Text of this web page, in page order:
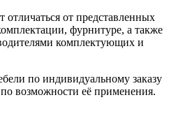
отличаться от представленных
фурнитуре, а также
комплектующих и
по индивидуальному заказу
возможности её применения.